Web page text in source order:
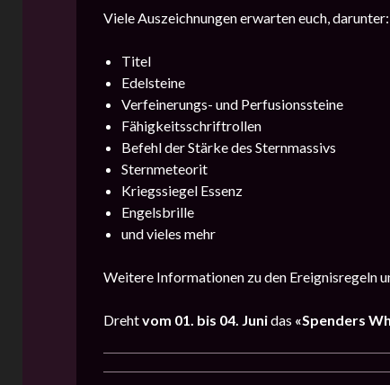
Viele Auszeichnungen erwarten euch, darunter:
Titel
Edelsteine
Verfeinerungs- und Perfusionssteine
Fähigkeitsschriftrollen
Befehl der Stärke des Sternmassivs
Sternmeteorit
Kriegssiegel Essenz
Engelsbrille
und vieles mehr
Weitere Informationen zu den Ereignisregeln
Drehtvom 01. bis 04. Junidas «Spenders